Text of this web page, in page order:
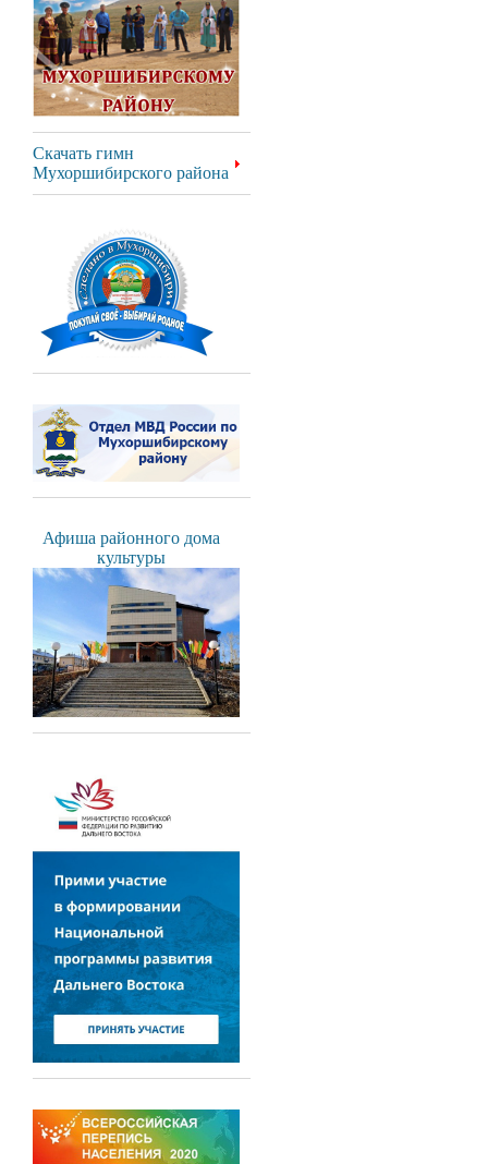
Скачать гимн
Мухоршибирского района
Афиша районного дома
культуры